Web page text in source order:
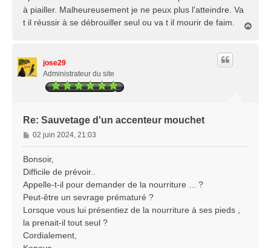
à piailler. Malheureusement je ne peux plus l'atteindre. Va
t il réussir à se débrouiller seul ou va t il mourir de faim.
jose29
Administrateur du site
Re: Sauvetage d'un accenteur mouchet
M
e
a
g
e
02 juin 2024, 21:03
Bonsoir,
Difficile de prévoir..
Appelle-t-il pour demander de la nourriture ... ?
Peut-être un sevrage prématuré ?
Lorsque vous lui présentiez de la nourriture à ses pieds ,
la prenait-il tout seul ?
Cordialement,